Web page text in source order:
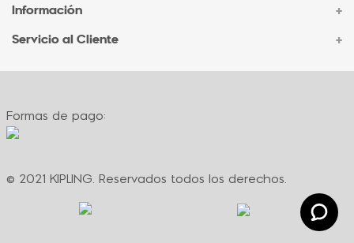
Acerca de Kipling
Sucursales
Información +
Contacto Corporativo
Formas de pago
Servicio al Cliente +
Contacto
Políticas de cambio
Términos y condiciones de promociones
Política de privacidad
Formas de pago:
© 2021 KIPLING. Reservados todos los derechos.